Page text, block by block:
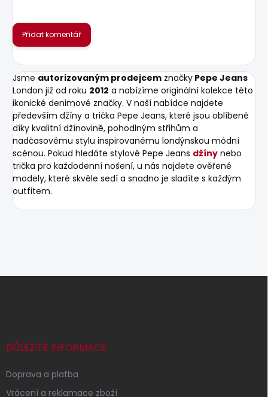
Přidat komentář
Jsme autorizovaným prodejcem značky Pepe Jeans
London již od roku 2012 a nabízíme originální kolekce této
ikonické denimové značky. V naší nabídce najdete
především džíny a trička Pepe Jeans, které jsou oblíbené
díky kvalitní džínovině, pohodlným střihům a
nadčasovému stylu inspirovanému londýnskou módní
scénou. Pokud hledáte stylové Pepe Jeans džíny nebo
trička pro každodenní nošení, u nás najdete ověřené
modely, které skvěle sedí a snadno je sladíte s každým
outfitem.
Z
DŮLEŽITÉ INFORMACE
Doprava a platba
Vrácení a reklamace zboží